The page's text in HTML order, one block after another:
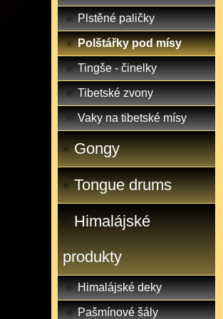
Plstěné paličky
Polštářky pod mísy
Tingše - činelky
Tibetské zvony
Vaky na tibetské mísy
Gongy
Tongue drums
Himalájské
produkty
Himalájské deky
Pašmínové šály